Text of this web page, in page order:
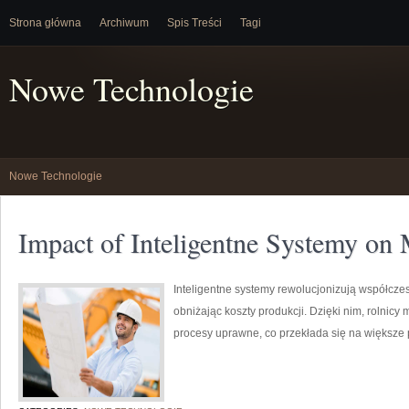
Strona główna Archiwum Spis Treści Tagi
Nowe Technologie
Nowe Technologie
Impact of Inteligentne Systemy
Inteligentne systemy rewolucjonizują
obniżając koszty produkcji. Dzięki nim, rolnicy
procesy uprawne, co przekłada się na